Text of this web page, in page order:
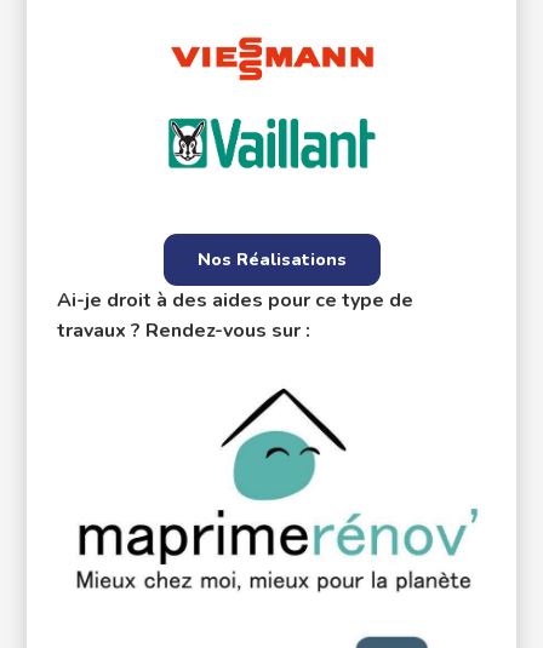
Nos Réalisations
Ai-je droit à des aides pour ce type de
travaux ? Rendez-vous sur :